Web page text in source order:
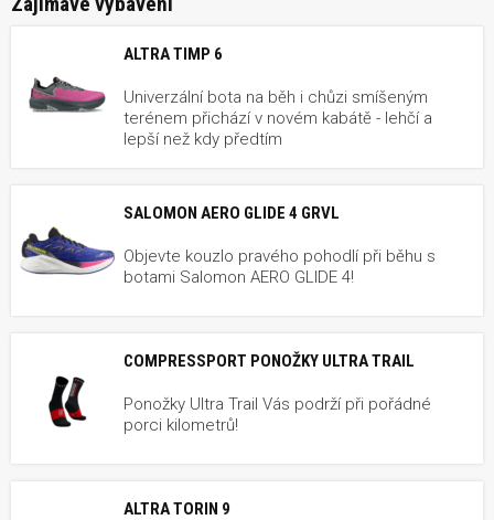
ALTRA TIMP 6
Univerzální bota na běh i chůzi smíšeným
terénem přichází v novém kabátě - lehčí a
lepší než kdy předtím
SALOMON AERO GLIDE 4 GRVL
Objevte kouzlo pravého pohodlí při běhu s
botami Salomon AERO GLIDE 4!
COMPRESSPORT PONOŽKY ULTRA TRAIL
Ponožky Ultra Trail Vás podrží při pořádné
porci kilometrů!
ALTRA TORIN 9